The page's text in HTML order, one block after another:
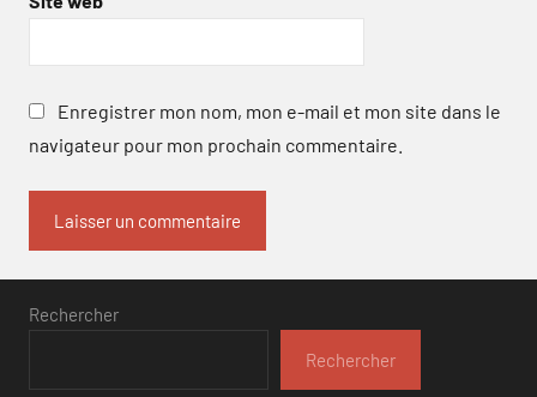
Enregistrer mon nom, mon e-mail et mon site dans le
navigateur pour mon prochain commentaire.
Rechercher
Rechercher